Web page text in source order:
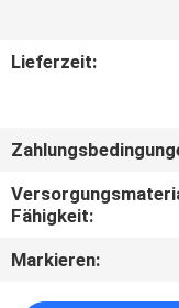
MIT
UNS
VERBINDUNG
Lieferzeit:
Fähigkeit:
Markieren: